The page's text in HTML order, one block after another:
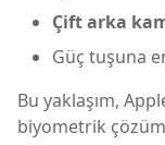
Çift arka
Güç tuşuna
Bu yaklaşım,
biyometrik